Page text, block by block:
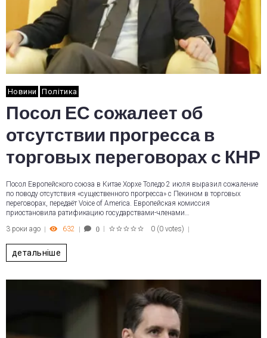
Новини Політика
Посол ЕС сожалеет об
отсутствии прогресса в
торговых переговорах с КНР
Посол Европейского союза в Китае Хорхе Толедо 2 июля выразил сожаление
по поводу отсутствия «существенного прогресса» с Пекином в торговых
переговорах, передаёт Voice of America. Европейская комиссия
приостановила ратификацию государствами-членами…
3 роки ago
632 0 0 (0 votes)
детальніше